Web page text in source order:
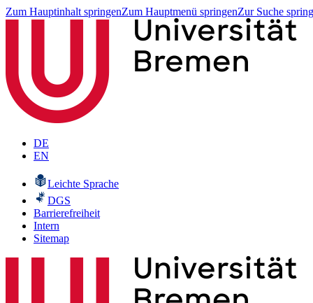
Zum Hauptinhalt springenZum Hauptmenü springenZur Suche
DE
EN
Leichte Sprache
DGS
Barrierefreiheit
Intern
Sitemap